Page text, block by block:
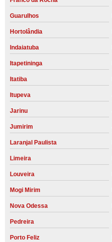
Guarulhos
Hortolândia
Indaiatuba
Itapetininga
Itatiba
Itupeva
Jarinu
Jumirim
Laranjal Paulista
Limeira
Louveira
Mogi Mirim
Nova Odessa
Pedreira
Porto Feliz